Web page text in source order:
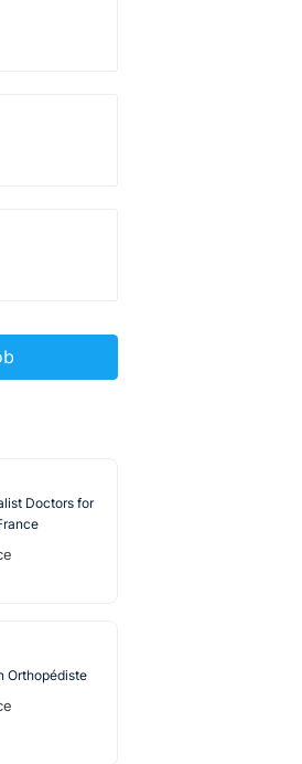
Doctors for
Orthopédiste